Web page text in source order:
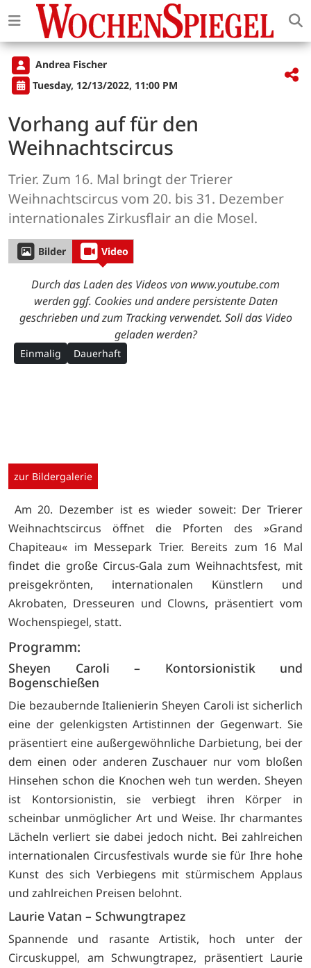
Andrea Fischer
Tuesday, 12/13/2022, 11:00 PM
Vorhang auf für den
Weihnachtscircus
Trier. Zum 16. Mal bringt der Trierer
Weihnachtscircus vom 20. bis 31. Dezember
internationales Zirkusflair an die Mosel.
Bilder Video
Durch das Laden des Videos von www.youtube.com
werden ggf. Cookies und andere persistente Daten
geschrieben und zum Tracking verwendet. Soll das Video
geladen werden?
Einmalig Dauerhaft
zur Bildergalerie
Am 20. Dezember ist es wieder soweit: Der Trierer
Weihnachtscircus öffnet die Pforten des »Grand
Chapiteau« im Messepark Trier. Bereits zum 16 Mal
findet die große Circus-Gala zum Weihnachtsfest, mit
preisgekrönten, internationalen Künstlern und
Akrobaten, Dresseuren und Clowns, präsentiert vom
Wochenspiegel, statt.
Programm:
Sheyen Caroli – Kontorsionistik und
Bogenschießen
Die bezaubernde Italienierin Sheyen Caroli ist sicherlich
eine der gelenkigsten Artistinnen der Gegenwart. Sie
präsentiert eine außergewöhnliche Darbietung, bei der
dem einen oder anderen Zuschauer nur vom bloßen
Hinsehen schon die Knochen weh tun werden. Sheyen
ist Kontorsionistin, sie verbiegt ihren Körper in
scheinbar unmöglicher Art und Weise. Ihr charmantes
Lächeln verliert sie dabei jedoch nicht. Bei zahlreichen
internationalen Circusfestivals wurde sie für Ihre hohe
Kunst des sich Verbiegens mit stürmischem Applaus
und zahlreichen Preisen belohnt.
Laurie Vatan – Schwungtrapez
Spannende und rasante Artistik, hoch unter der
Circuskuppel, am Schwungtrapez, präsentiert Laurie